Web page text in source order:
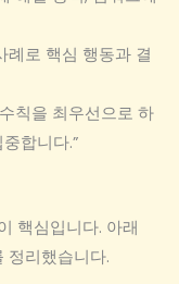
로 핵심 행동과 결
칙을 최우선으로 하
합니다.”
핵심입니다. 아래
정리했습니다.